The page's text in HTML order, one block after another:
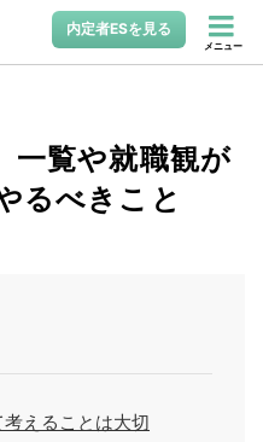
内定者ESを見る
メニュー
一覧や就職観が
るべきこと
えることは大切